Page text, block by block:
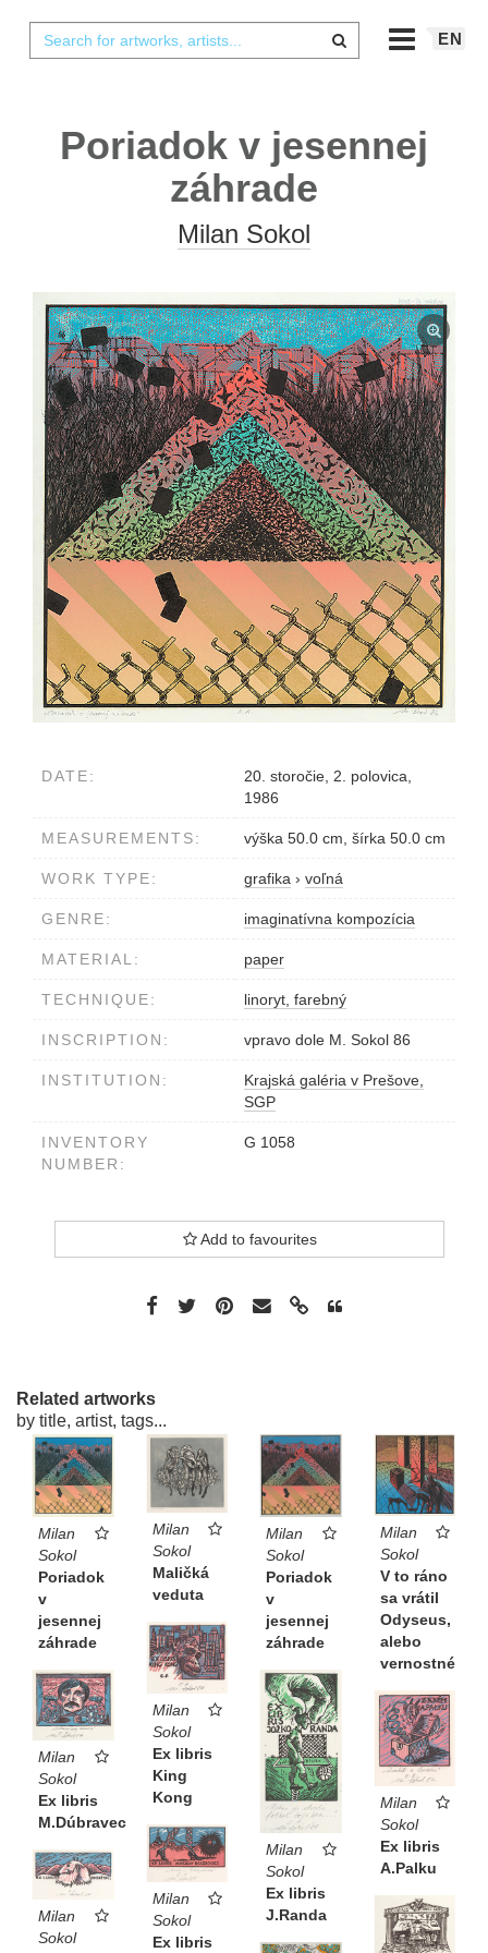
EN
Poriadok v jesennej
záhrade
Milan Sokol
DATE:
20. storočie, 2. polovica,
1986
MEASUREMENTS: výška 50.0 cm, šírka 50.0 cm
WORK TYPE: grafika › voľná
GENRE: imaginatívna kompozícia
MATERIAL: paper
TECHNIQUE: linoryt, farebný
INSCRIPTION: vpravo dole M. Sokol 86
INSTITUTION:
Krajská galéria v Prešove,
SGP
INVENTORY
NUMBER:
G 1058
Add to favourites
Related artworks
by title, artist, tags...
Milan
Sokol
Poriadok
v
jesennej
záhrade
Milan
Sokol
Maličká
veduta
Milan
Sokol
Poriadok
v
jesennej
záhrade
Milan
Sokol
V to ráno
sa vrátil
Odyseus,
alebo
vernostné
Milan
Sokol
Ex libris
King
Kong
Milan
Sokol
Ex libris
J.Randa
Milan
Sokol
Ex libris
M.Dúbravec
Milan
Sokol
Ex libris
A.Palku
Milan
Sokol
Ex libris
Milan
Sokol